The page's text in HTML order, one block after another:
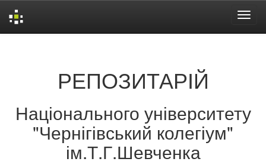
РЕПОЗИТАРІЙ
Національного університету
"Чернігівський колегіум"
ім.Т.Г.Шевченка